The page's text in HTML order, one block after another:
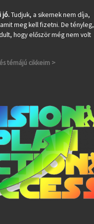
jó.Tudjuk, a sikernek nem díja,
meg kell fizetni. De tényleg,
hogy először még nem volt
témájú cikkeim >